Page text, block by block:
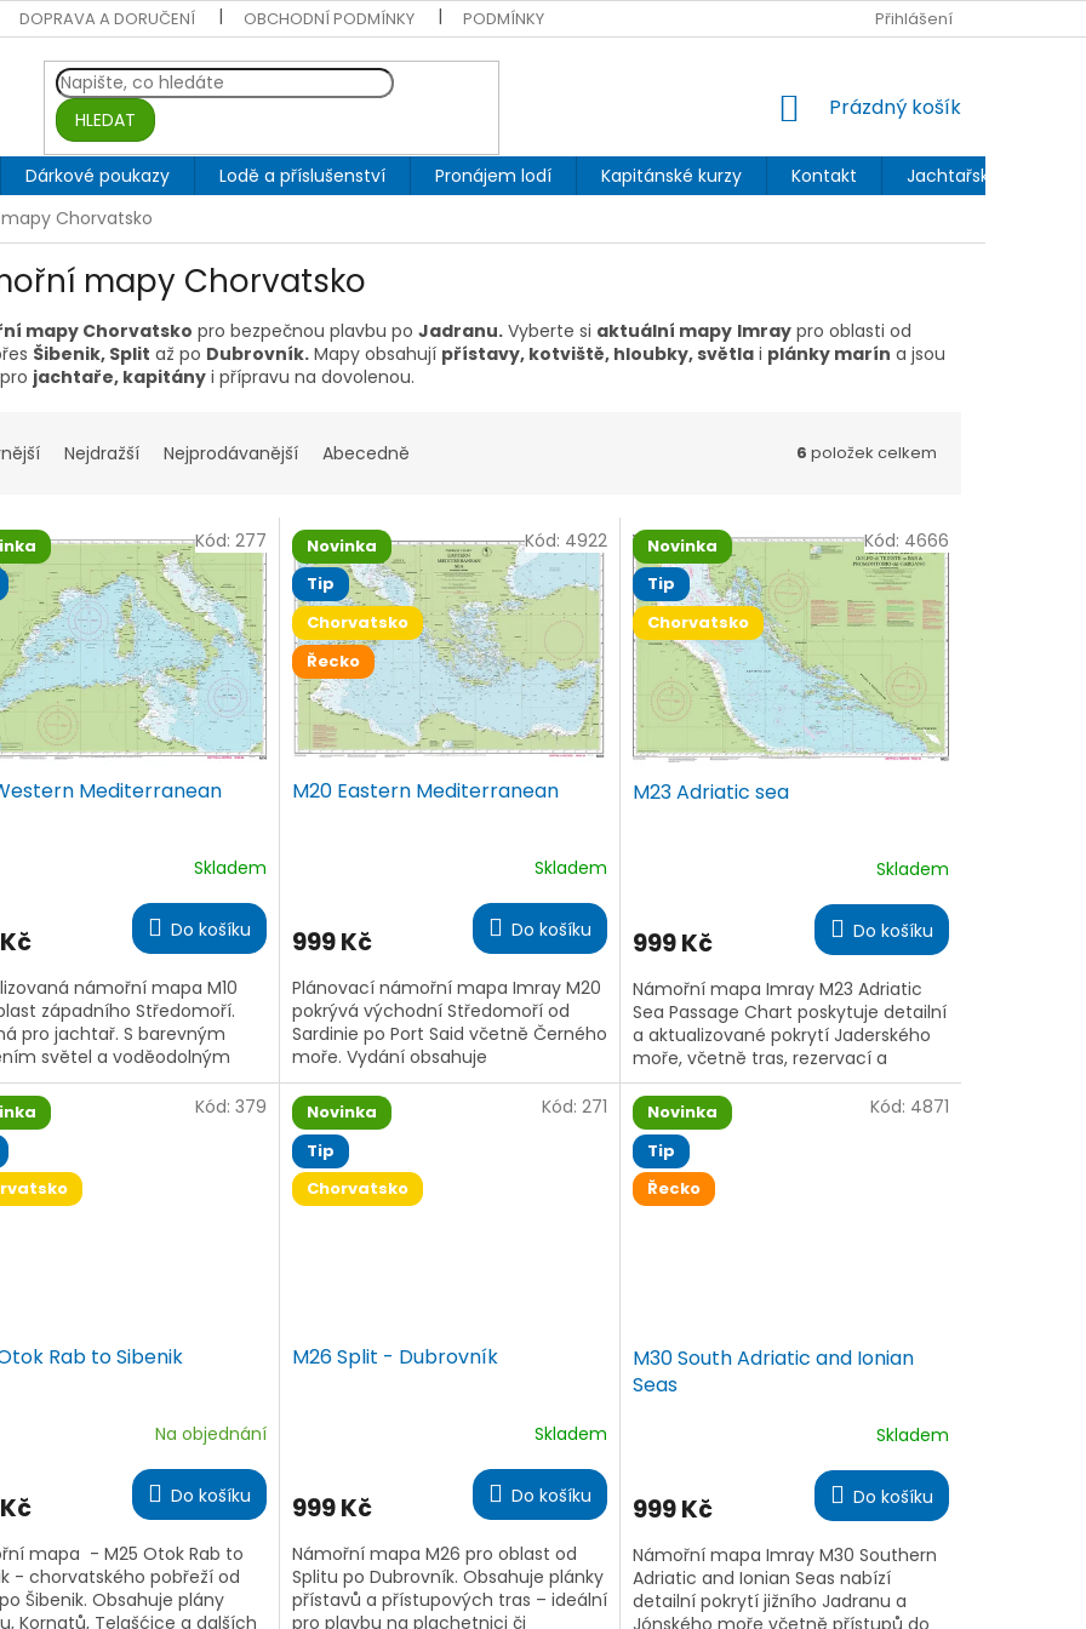
DOPRAVA A DORUČENÍ OBCHODNÍ PODMÍNKY PODMÍNKY OCHRANY OSOBNÍCH ÚDAJŮ Přihlášení
HLEDAT
NÁKUPNÍ
Prázdný košík
Dárkové poukazy Lodě a příslušenství Pronájem lodí Kapitánské kurzy Kontakt
Jachtařský blog
Chorvatsko
mapy Chorvatsko
mapy Chorvatsko pro bezpečnou plavbu po Jadranu. Vyberte si aktuální mapy Imray pro oblasti od
Šibenik, Split až po Dubrovník. Mapy obsahují přístavy, kotviště, hloubky, světla i plánky marín a jsou
jachtaře, kapitány i přípravu na dovolenou.
Nejdražší Nejprodávanější Abecedně 6 položek celkem
Mediterranean
Skladem
Do košíku
námořní mapa M10
západního Středomoří.
pro jachtař. S barevným
světel a voděodolným
Kód: 277
Novinka
Tip
Chorvatsko
Řecko
M20 Eastern Mediterranean
je
z
5
hvězdiček.
Skladem
999 Kč Do košíku
Plánovací námořní mapa Imray M20
pokrývá východní Středomoří od
Sardinie po Port Said včetně Černého
moře. Vydání obsahuje
aktualizované křivky magnetické
deklinace a je tištěno...
Kód: 4922
Novinka
Tip
Chorvatsko
M23 Adriatic sea
je
z
5
hvězdiček.
Skladem
999 Kč Do košíku
Námořní mapa Imray M23 Adriatic
Sea Passage Chart poskytuje detailní
a aktualizované pokrytí Jaderského
moře, včetně tras, rezervací a
světelných signálů pro bezpečnou
plavbu.
Kód: 4666
Rab to Sibenik
Na objednání
Do košíku
mapa - M25 Otok Rab to
- chorvatského pobřeží od
Šibenik. Obsahuje plány
Kornatů, Telašćice a dalších
Kód: 379
Novinka
Tip
Chorvatsko
M26 Split - Dubrovník
je
z
5
hvězdiček.
Skladem
999 Kč Do košíku
Námořní mapa M26 pro oblast od
Splitu po Dubrovník. Obsahuje plánky
přístavů a přístupových tras – ideální
pro plavbu na plachetnici či
Kód: 271
Novinka
Tip
Řecko
M30 South Adriatic and Ionian
Seas
je
z
5
hvězdiček.
Skladem
999 Kč Do košíku
Námořní mapa Imray M30 Southern
Adriatic and Ionian Seas nabízí
detailní pokrytí jižního Jadranu a
Kód: 4871